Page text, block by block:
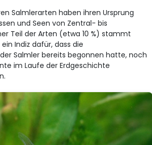
Salmlerarten haben ihren Ursprung
und Seen von Zentral- bis
Teil der Arten (etwa 10 %) stammt
Indiz dafür, dass die
Salmler bereits begonnen hatte, noch
im Laufe der Erdgeschichte